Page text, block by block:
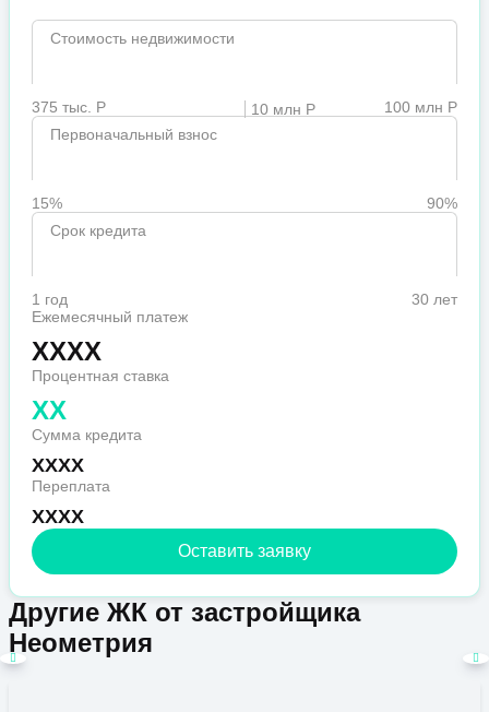
Стоимость недвижимости
375 тыс. Р 10 млн Р
100 млн Р
Первоначальный взнос
15%
90%
Срок кредита
1 год
30 лет
Ежемесячный платеж
XXXX
Процентная ставка
XX
Сумма кредита
XXXX
Переплата
XXXX
Оставить заявку
Другие ЖК от застройщика
Неометрия